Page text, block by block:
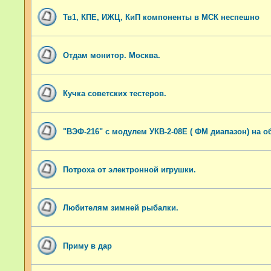
Тв1, КПЕ, ИЖЦ, КиП компоненты в МСК неспешно
Отдам монитор. Москва.
Кучка советских тестеров.
"ВЭФ-216" с модулем УКВ-2-08Е ( ФМ диапазон) на
Потроха от электронной игрушки.
Любителям зимней рыбалки.
Приму в дар